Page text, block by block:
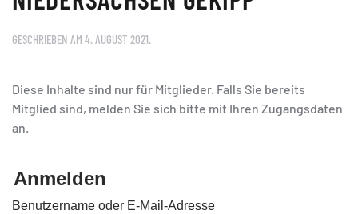
GESCHRIEBEN AM 4. AUGUST 2021.
Diese Inhalte sind nur für Mitglieder. Falls Sie bereits
Mitglied sind, melden Sie sich bitte mit Ihren Zugangsdaten
an.
Anmelden
Benutzername oder E-Mail-Adresse